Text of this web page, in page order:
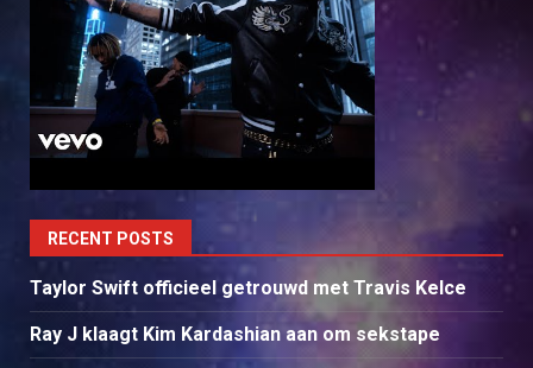
RECENT POSTS
Taylor Swift officieel getrouwd met Travis Kelce
Ray J klaagt Kim Kardashian aan om sekstape